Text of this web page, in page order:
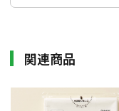
関連商品